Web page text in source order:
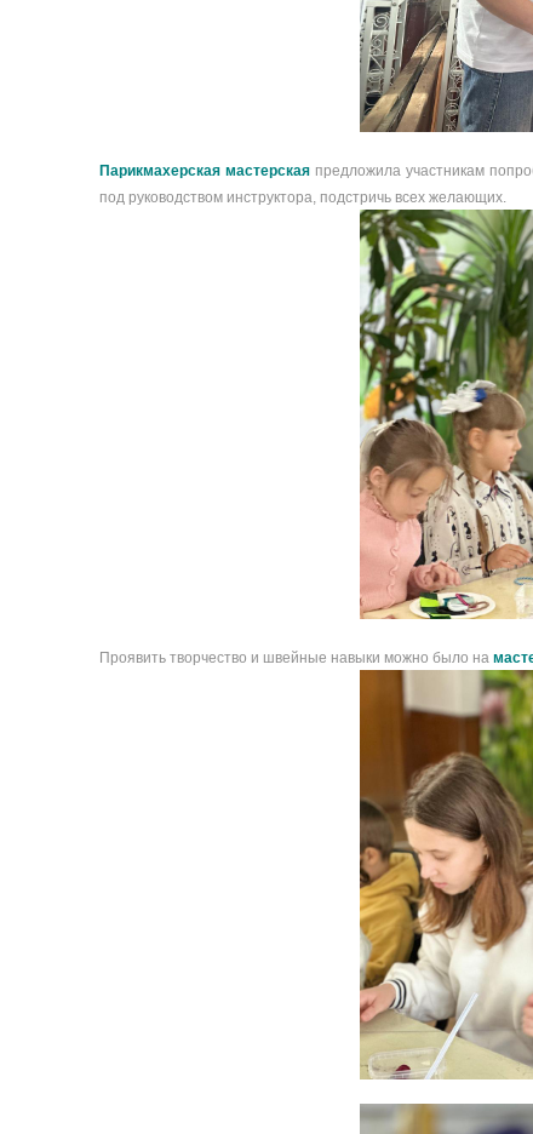
Парикмахерская мастерская предложила участникам
под руководством инструктора, подстричь всех желающих.
Проявить творчество и швейные навыки можно было на